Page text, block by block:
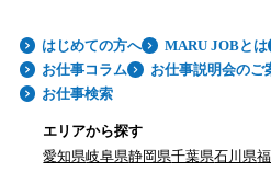
はじめての方へ MARU JOBとは
お仕事コラム
お仕事説明会のご
お仕事検索
エリアから探す
愛知県岐阜県静岡県千葉県石川県